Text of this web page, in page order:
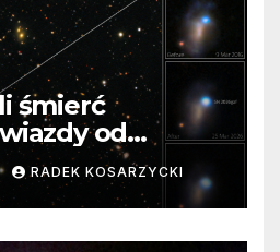
śmierć
od
Niezwykle
RADEK KOSARZYCKI